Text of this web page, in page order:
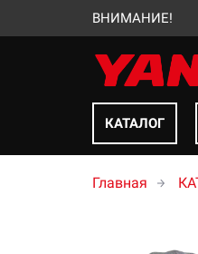
ВНИМАНИЕ!
КАТАЛОГ
Главная